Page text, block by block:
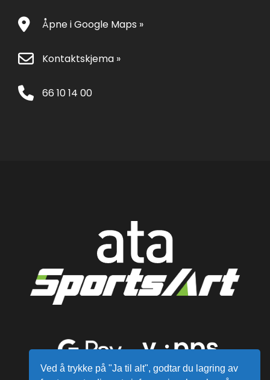
Åpne i Google Maps »
Kontaktskjema »
66 10 14 00
Ved å trykke på "Ja til alt", godtar du lagring av